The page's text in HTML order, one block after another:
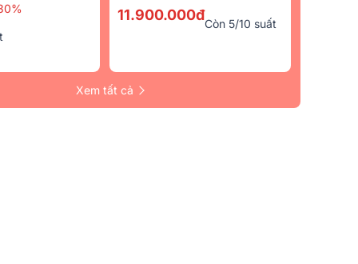
11.900.000đ
Còn 5/10 suất
Xem tất cả